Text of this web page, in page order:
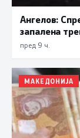
Ангелов:
запалена
пред 9 ч.
МАКЕДОНИЈА